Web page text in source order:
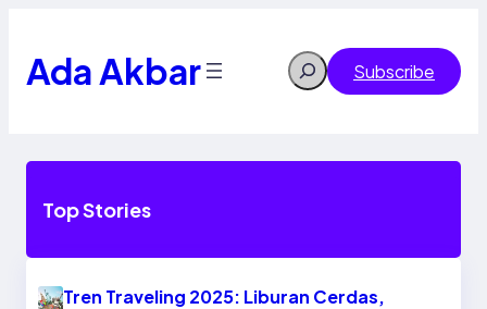
content
Ada Akbar Search Subscribe
Top Stories
Tren Traveling 2025: Liburan Cerdas,